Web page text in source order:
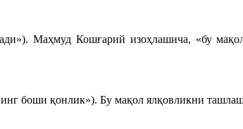
Маҳмуд Кошғарий изоҳлашича, «бу
боши қонлик»). Бу мақол ялқовликни